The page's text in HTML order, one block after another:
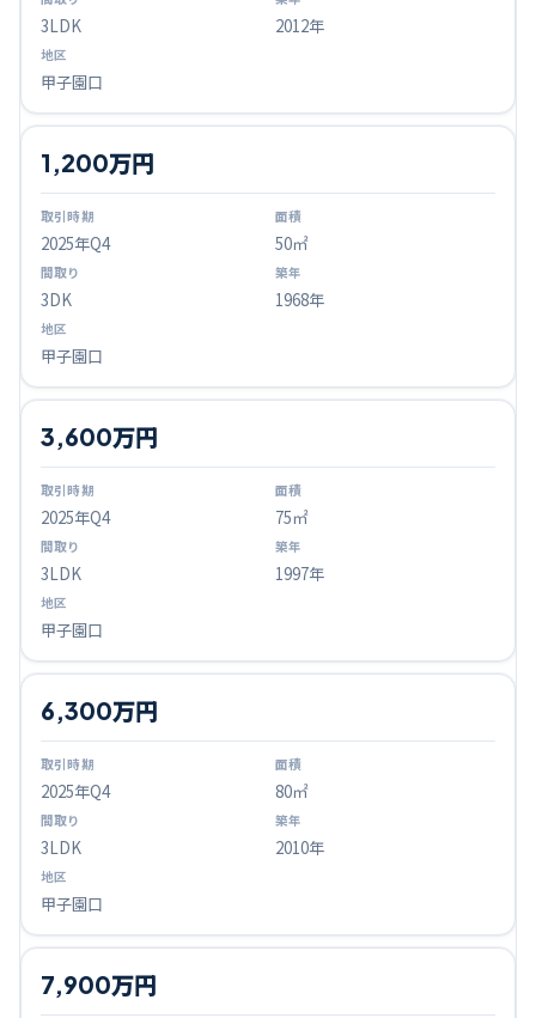
3LDK 2012年
甲子園口
2025年Q4
1,200万円
50㎡
3DK 1968年
甲子園口
2025年Q4
3,600万円
75㎡
3LDK 1997年
甲子園口
2025年Q4
6,300万円
80㎡
3LDK 2010年
甲子園口
7,900万円